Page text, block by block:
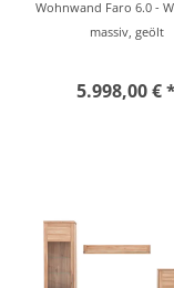
Wohnwand Faro 6.0 -
massiv, geölt
5.998,00 €